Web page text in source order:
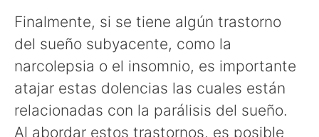
Finalmente, si se tiene algún trastorno
del sueño subyacente, como la
narcolepsia o el insomnio, es importante
atajar estas dolencias las cuales están
relacionadas con la parálisis del sueño.
Al abordar estos trastornos, es posible